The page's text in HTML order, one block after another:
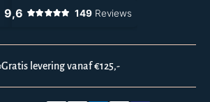
Gratis levering vanaf €125,-